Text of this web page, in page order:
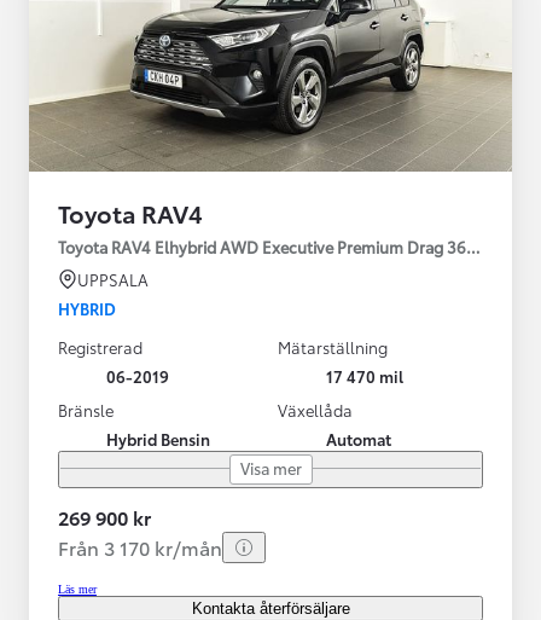
Toyota RAV4
Toyota RAV4 Elhybrid AWD Executive Premium Drag 360-kamera
UPPSALA
HYBRID
Registrerad
06-2019
Mätarställning
17 470 mil
Bränsle
Hybrid Bensin
Växellåda
Automat
Visa mer
269 900 kr
Från 3 170 kr/mån
Läs mer
Kontakta återförsäljare